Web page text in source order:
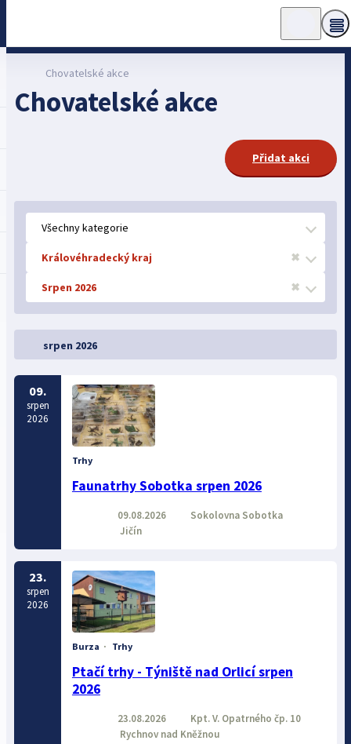
Chovatelské akce
Chovatelské akce
Přidat akci
Všechny kategorie
Královéhradecký kraj ✖
Srpen 2026 ✖
srpen 2026
09.
srpen
2026
Trhy
Faunatrhy Sobotka srpen 2026
09.08.2026
Sokolovna Sobotka
Jičín
23.
srpen
2026
Burza · Trhy
Ptačí trhy - Týniště nad Orlicí srpen
2026
23.08.2026
Kpt. V. Opatrného čp. 10
Rychnov nad Kněžnou